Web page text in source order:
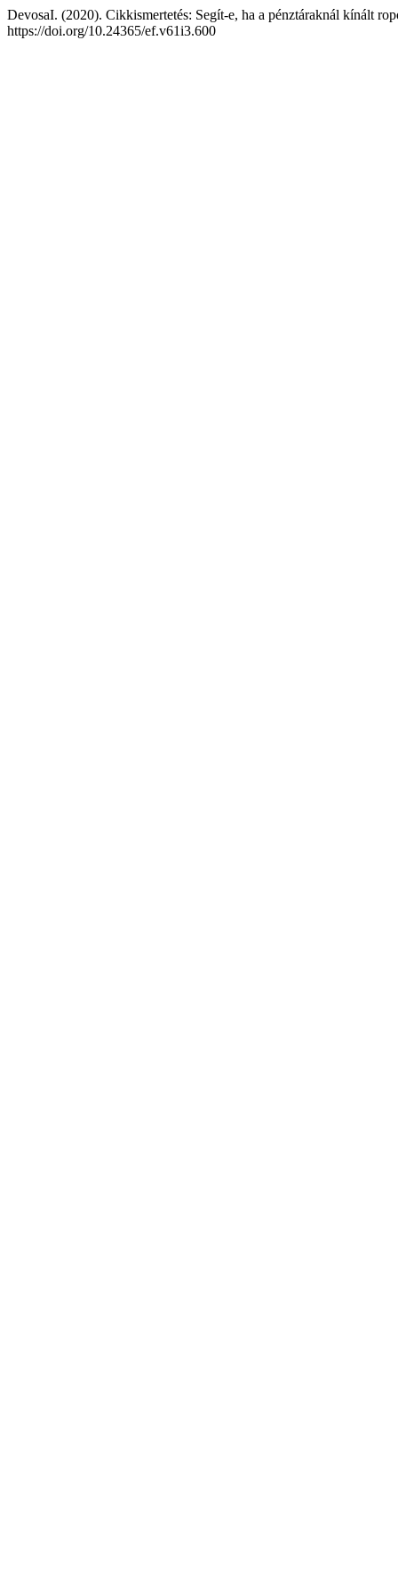
DevosaI. (2020). Cikkismertetés: Segít-e, ha a pénztáraknál kínált
https://doi.org/10.24365/ef.v61i3.600